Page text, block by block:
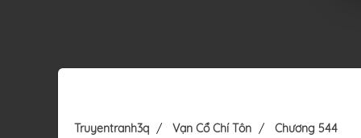
Truyentranh3q Vạn Cổ Chí Tôn Chương 544